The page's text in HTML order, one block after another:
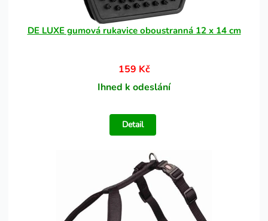
DE LUXE gumová rukavice oboustranná 12 x 14 cm
159 Kč
Ihned k odeslání
Detail